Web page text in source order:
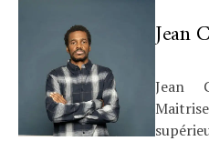
Jean
Jean